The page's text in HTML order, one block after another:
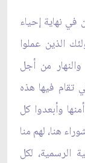
في نهاية إحياء
الذين عملوا
والنهار من أجل
تقام فيها هذه
وأبعدوا كل
هنا، لهم منا
الرسمية، لكل